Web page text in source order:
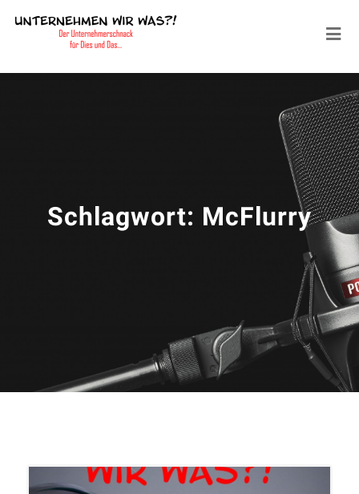
Schlagwort: McFlurry